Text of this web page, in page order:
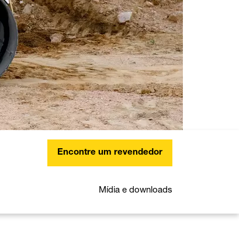
Encontre um revendedor
Mídia e downloads